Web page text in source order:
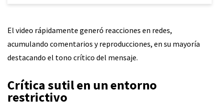
El video rápidamente generó reacciones en redes,
acumulando comentarios y reproducciones, en su mayoría
destacando el tono crítico del mensaje.
Crítica sutil en un entorno
restrictivo